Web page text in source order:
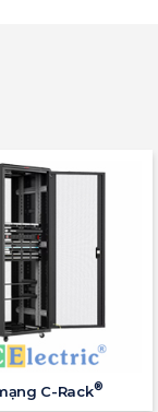
C-Rack®